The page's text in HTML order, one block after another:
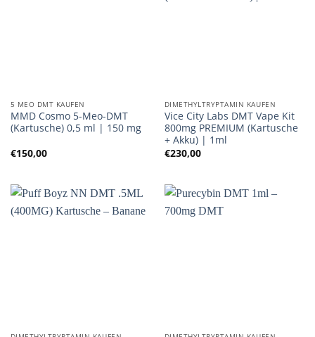
5 MEO DMT KAUFEN
MMD Cosmo 5-Meo-DMT
(Kartusche) 0,5 ml | 150 mg
€150,00
DIMETHYLTRYPTAMIN KAUFEN
Vice City Labs DMT Vape Kit
800mg PREMIUM (Kartusche
+ Akku) | 1ml
€230,00